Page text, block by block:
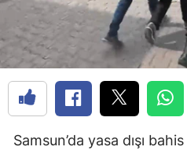
Samsun’da yasa dışı